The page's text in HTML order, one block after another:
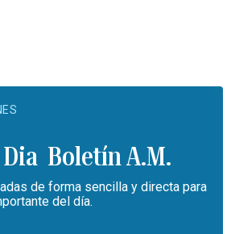
Boletín A.M.
de forma sencilla y directa para
del día.